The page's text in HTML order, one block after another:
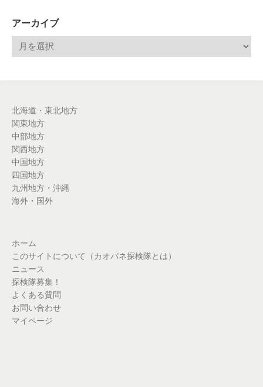
アーカイブ
北海道・東北地方
関東地方
中部地方
関西地方
中国地方
四国地方
九州地方・沖縄
海外・国外
ホーム
このサイトについて（カオパネ探検隊とは）
ニュース
探検隊募集！
よくある質問
お問い合わせ
マイページ